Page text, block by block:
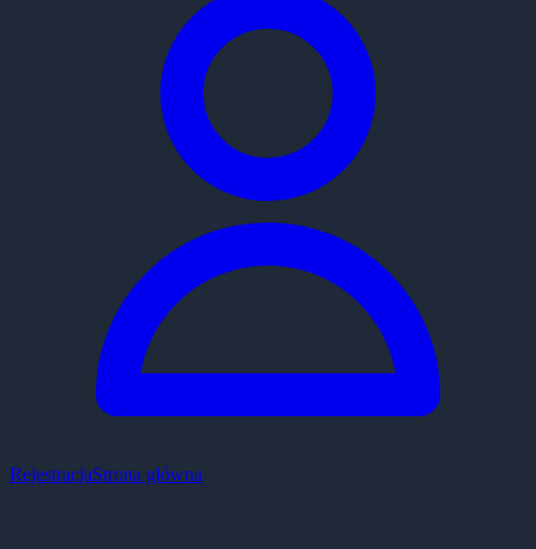
RejestracjaStrona główna